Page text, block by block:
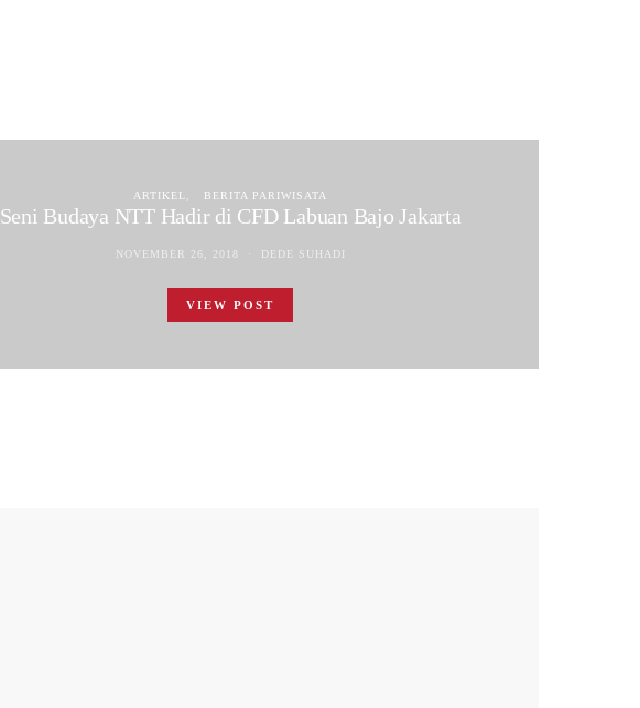
ARTIKEL BERITA PARIWISATA
Seni Budaya NTT Hadir di CFD Labuan Bajo Jakarta
NOVEMBER 26, 2018 DEDE SUHADI
VIEW POST